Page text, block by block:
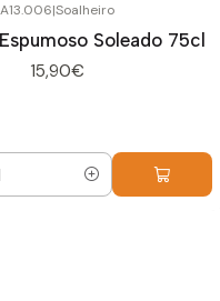
A13.006|Soalheiro
Soleado 75cl
15,90€